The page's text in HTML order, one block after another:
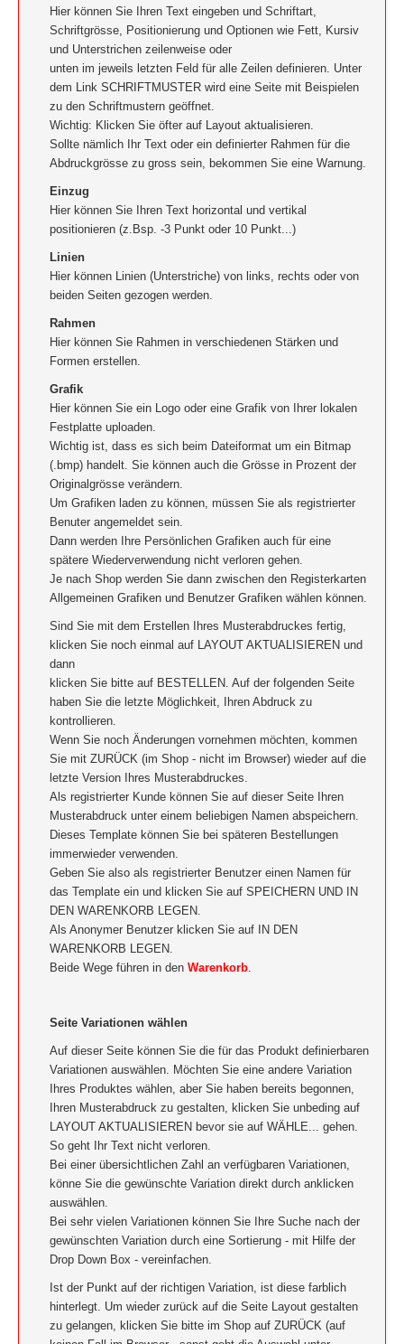
Hier können Sie Ihren Text eingeben und Schriftart,
Schriftgrösse, Positionierung und Optionen wie Fett, Kursiv
und Unterstrichen zeilenweise oder
unten im jeweils letzten Feld für alle Zeilen definieren. Unter
dem Link SCHRIFTMUSTER wird eine Seite mit Beispielen
zu den Schriftmustern geöffnet.
Wichtig: Klicken Sie öfter auf Layout aktualisieren.
Sollte nämlich Ihr Text oder ein definierter Rahmen für die
Abdruckgrösse zu gross sein, bekommen Sie eine Warnung.
Einzug
Hier können Sie Ihren Text horizontal und vertikal
positionieren (z.Bsp. -3 Punkt oder 10 Punkt...)
Linien
Hier können Linien (Unterstriche) von links, rechts oder von
beiden Seiten gezogen werden.
Rahmen
Hier können Sie Rahmen in verschiedenen Stärken und
Formen erstellen.
Grafik
Hier können Sie ein Logo oder eine Grafik von Ihrer lokalen
Festplatte uploaden.
Wichtig ist, dass es sich beim Dateiformat um ein Bitmap
(.bmp) handelt. Sie können auch die Grösse in Prozent der
Originalgrösse verändern.
Um Grafiken laden zu können, müssen Sie als registrierter
Benuter angemeldet sein.
Dann werden Ihre Persönlichen Grafiken auch für eine
spätere Wiederverwendung nicht verloren gehen.
Je nach Shop werden Sie dann zwischen den Registerkarten
Allgemeinen Grafiken und Benutzer Grafiken wählen können.
Sind Sie mit dem Erstellen Ihres Musterabdruckes fertig,
klicken Sie noch einmal auf LAYOUT AKTUALISIEREN und
dann
klicken Sie bitte auf BESTELLEN. Auf der folgenden Seite
haben Sie die letzte Möglichkeit, Ihren Abdruck zu
kontrollieren.
Wenn Sie noch Änderungen vornehmen möchten, kommen
Sie mit ZURÜCK (im Shop - nicht im Browser) wieder auf die
letzte Version Ihres Musterabdruckes.
Als registrierter Kunde können Sie auf dieser Seite Ihren
Musterabdruck unter einem beliebigen Namen abspeichern.
Dieses Template können Sie bei späteren Bestellungen
immerwieder verwenden.
Geben Sie also als registrierter Benutzer einen Namen für
das Template ein und klicken Sie auf SPEICHERN UND IN
DEN WARENKORB LEGEN.
Als Anonymer Benutzer klicken Sie auf IN DEN
WARENKORB LEGEN.
Beide Wege führen in den Warenkorb.
Seite Variationen wählen
Auf dieser Seite können Sie die für das Produkt definierbaren
Variationen auswählen. Möchten Sie eine andere Variation
Ihres Produktes wählen, aber Sie haben bereits begonnen,
Ihren Musterabdruck zu gestalten, klicken Sie unbeding auf
LAYOUT AKTUALISIEREN bevor sie auf WÄHLE... gehen.
So geht Ihr Text nicht verloren.
Bei einer übersichtlichen Zahl an verfügbaren Variationen,
könne Sie die gewünschte Variation direkt durch anklicken
auswählen.
Bei sehr vielen Variationen können Sie Ihre Suche nach der
gewünschten Variation durch eine Sortierung - mit Hilfe der
Drop Down Box - vereinfachen.
Ist der Punkt auf der richtigen Variation, ist diese farblich
hinterlegt. Um wieder zurück auf die Seite Layout gestalten
zu gelangen, klicken Sie bitte im Shop auf ZURÜCK (auf